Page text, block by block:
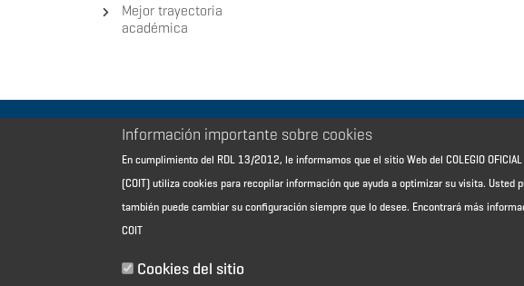
Mejor trayectoria
académica
Aviso Legal - Información general
Contacto
Política de reembolso
Sitemap
Información importante sobre cookies
En cumplimiento del RDL 13/2012, le informamos que el sitio Web del COLEGIO OFICIAL
(COIT) utiliza cookies para recopilar información que ayuda a optimizar su visita. Usted
también puede cambiar su configuración siempre que lo desee. Encontrará más
COIT
Cookies del sitio